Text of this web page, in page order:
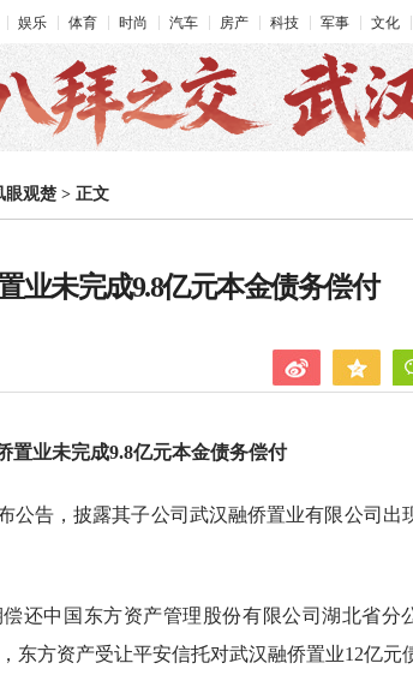
娱乐 体育 时尚 汽车 房产 科技 军事 文化
眼观楚 > 正文
业未完成9.8亿元本金债务偿付
置业未完成9.8亿元本金债务偿付
公告，披露其子公司武汉融侨置业有限公司出
还中国东方资产管理股份有限公司湖北省分
东方资产受让平安信托对武汉融侨置业12亿元